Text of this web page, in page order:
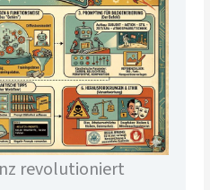
revolutioniert